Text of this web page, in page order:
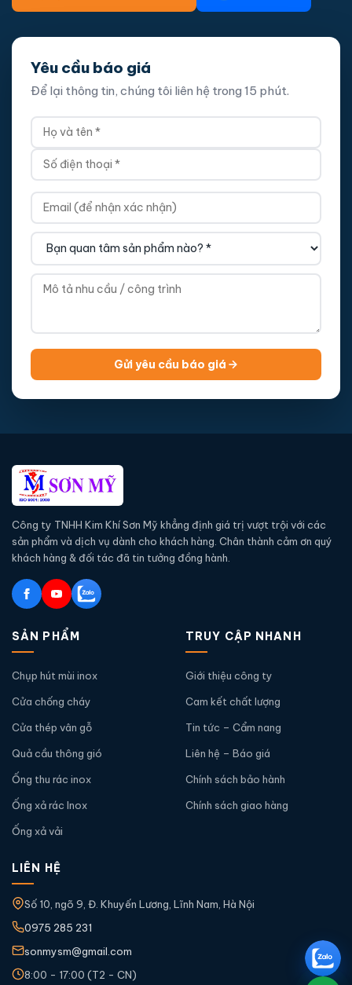
Yêu cầu báo giá
Để lại thông tin, chúng tôi liên hệ trong 15 phút.
Gửi yêu cầu báo giá
Công ty TNHH Kim Khí Sơn Mỹ khẳng định giá trị vượt trội với các
sản phẩm và dịch vụ dành cho khách hàng. Chân thành cảm ơn quý
khách hàng & đối tác đã tin tưởng đồng hành.
SẢN PHẨM
Chụp hút mùi inox
Cửa chống cháy
Cửa thép vân gỗ
Quả cầu thông gió
Ống thu rác inox
Ống xả rác Inox
Ống xả vải
TRUY CẬP NHANH
Giới thiệu công ty
Cam kết chất lượng
Tin tức – Cẩm nang
Liên hệ – Báo giá
Chính sách bảo hành
Chính sách giao hàng
LIÊN HỆ
Số 10, ngõ 9, Đ. Khuyến Lương, Lĩnh Nam, Hà Nội
0975 285 231
sonmysm@gmail.com
8:00 - 17:00 (T2 - CN)